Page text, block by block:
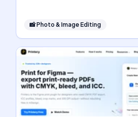
📸Photo & Image Editing